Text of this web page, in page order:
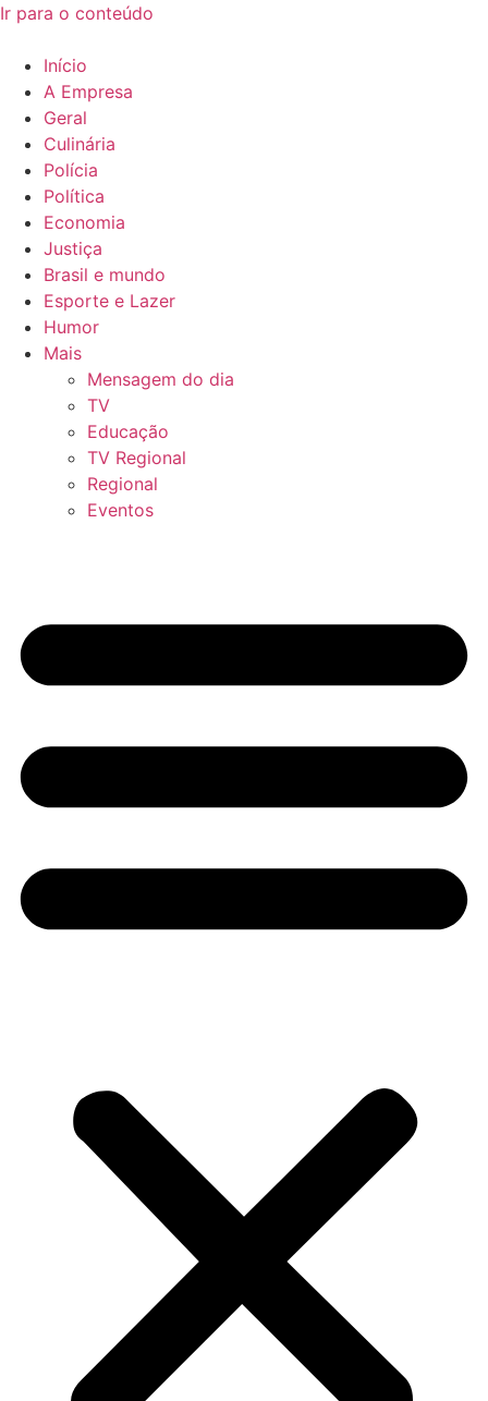
Ir para o conteúdo
Início
A Empresa
Geral
Culinária
Polícia
Política
Economia
Justiça
Brasil e mundo
Esporte e Lazer
Humor
Mais
Mensagem do dia
TV
Educação
TV Regional
Regional
Eventos